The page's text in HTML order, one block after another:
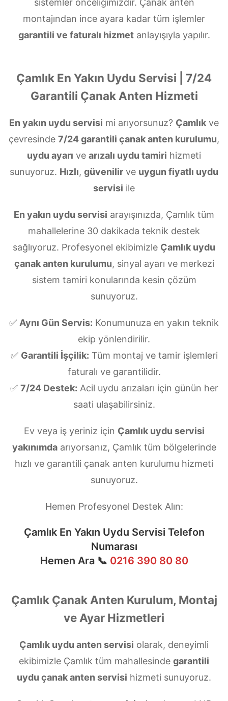
sistemler önceliğimizdir. Çanak anten
montajından ince ayara kadar tüm işlemler
garantili ve faturalı hizmetanlayışıyla yapılır.
Çamlık En Yakın Uydu Servisi | 7/24
Garantili Çanak Anten Hizmeti
En yakın uydu servisi mi arıyorsunuz? Çamlık ve
çevresinde 7/24 garantili çanak anten kurulumu,
uydu ayarı ve arızalı uydu tamiri hizmeti
sunuyoruz. Hızlı, güvenilir ve uygun fiyatlı uydu
servisi ile
En yakın uydu servisi arayışınızda, Çamlık tüm
mahallelerine 30 dakikada teknik destek
sağlıyoruz. Profesyonel ekibimizle Çamlık uydu
çanak anten kurulumu, sinyal ayarı ve merkezi
sistem tamiri konularında kesin çözüm
sunuyoruz.
✅ Aynı Gün Servis: Konumunuza en yakın teknik
ekip yönlendirilir.
✅ Garantili İşçilik: Tüm montaj ve tamir işlemleri
faturalı ve garantilidir.
✅ 7/24 Destek: Acil uydu arızaları için günün her
saati ulaşabilirsiniz.
Ev veya iş yeriniz için Çamlık uydu servisi
yakınımdaarıyorsanız, Çamlık tüm bölgelerinde
hızlı ve garantili çanak anten kurulumu hizmeti
sunuyoruz.
Hemen Profesyonel Destek Alın:
Çamlık En Yakın Uydu Servisi Telefon
Numarası
Hemen Ara 📞 0216 390 80 80
Çamlık Çanak Anten Kurulum, Montaj
ve Ayar Hizmetleri
Çamlık uydu anten servisi olarak, deneyimli
ekibimizle Çamlık tüm mahallesinde garantili
uydu çanak anten servisi hizmeti sunuyoruz.